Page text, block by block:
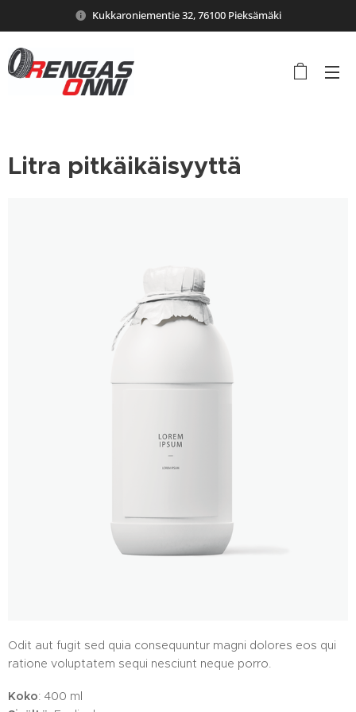
Kukkaroniementie 32, 76100 Pieksämäki
Litra pitkäikäisyyttä
Odit aut fugit sed quia consequuntur magni dolores eos qui
ratione voluptatem sequi nesciunt neque porro.
Koko: 400 ml